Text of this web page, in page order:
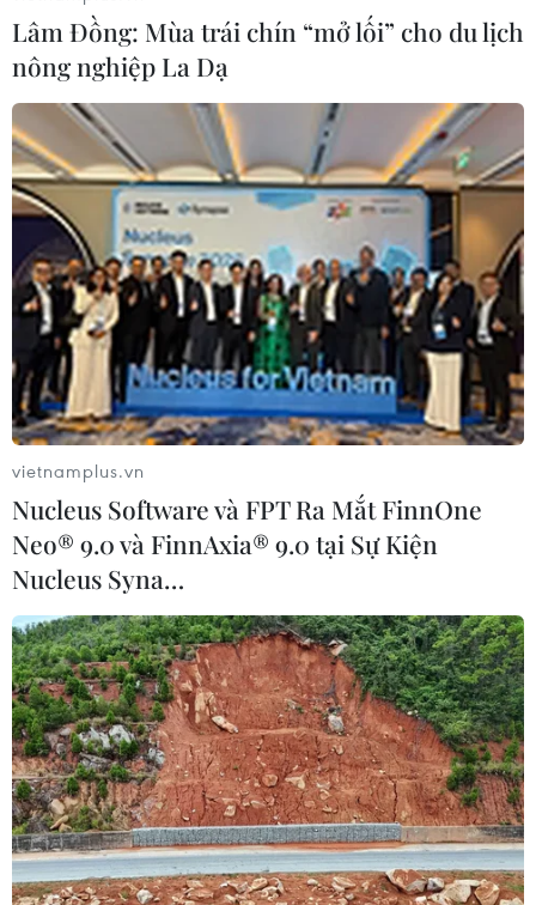
Ngoại trưởng Trung Quốc, Mỹ điện đàm
thảo luận nhiều vấn đề quan trọng
23/12/2022 14:11
Lãnh đạo Trung Quốc và Mỹ đã có cuộc hội đàm tại
Indonesia đề ra định hướng chiến lược nhằm đưa quan
hệ song phương thoát khỏi những khó khăn nghiêm
trọng và trở lại lộ trình lành mạnh và ổn định.
Lâm Đồng: Mùa trái chín “mở lối” cho du lịch
nông nghiệp La Dạ
vietnamplus.vn
Nucleus Software và FPT Ra Mắt FinnOne
Neo® 9.0 và FinnAxia® 9.0 tại Sự Kiện
Nucleus Syna…